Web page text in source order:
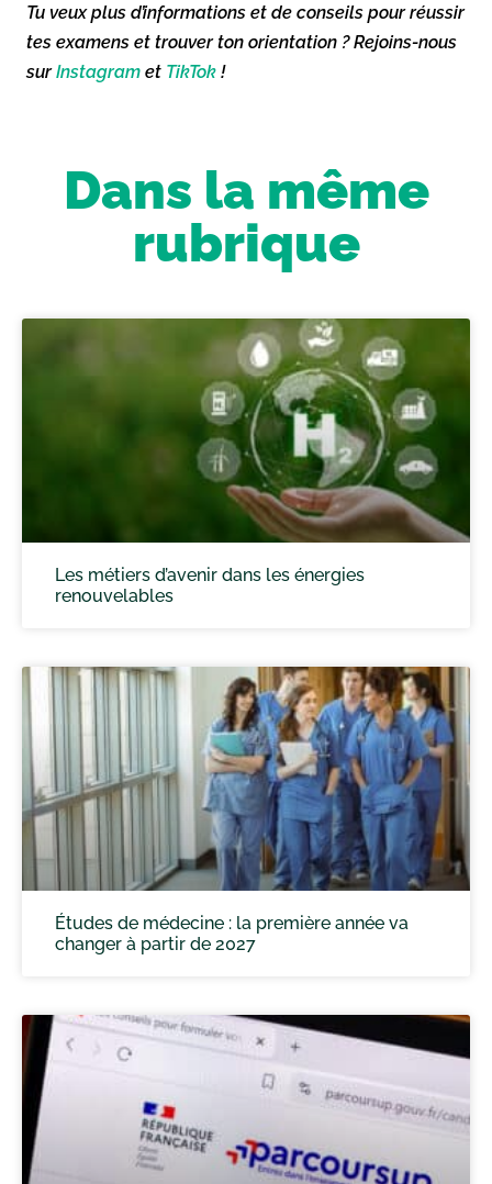
Tu veux plus d’informations et de conseils pour réussir
tes examens et trouver ton orientation ? Rejoins-nous
surInstagram et TikTok !
Dans la même
rubrique
Les métiers d’avenir dans les énergies
renouvelables
Études de médecine : la première année va
changer à partir de 2027